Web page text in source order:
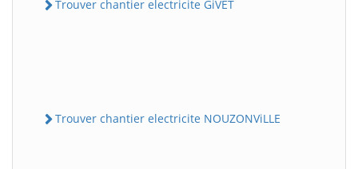
Trouver chantier electricite GiVET
Trouver chantier electricite NOUZONViLLE